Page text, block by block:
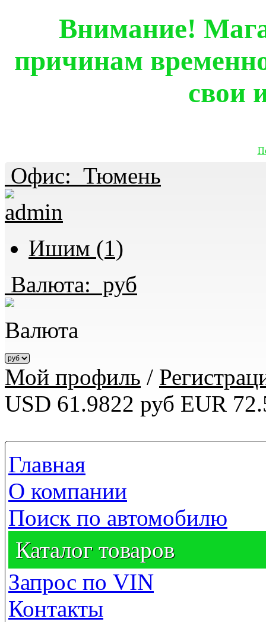
Внимание!
причинам
свои
Офис: Тюмень
Ишим (1)
Валюта: руб
Валюта
Мой профиль /
USD 61.9822 руб EUR
Главная
О компании
Поиск по автомобилю
Каталог товаров
Запрос по VIN
Контакты